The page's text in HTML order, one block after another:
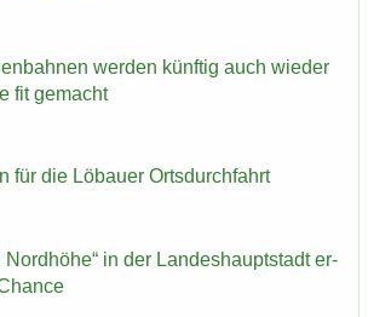
wer­den künf­tig auch wie­der
fit ge­macht
für die Lö­bau­er Orts­durch­fahrt
Nord­hö­he“ in der Lan­des­haupt­stadt er­